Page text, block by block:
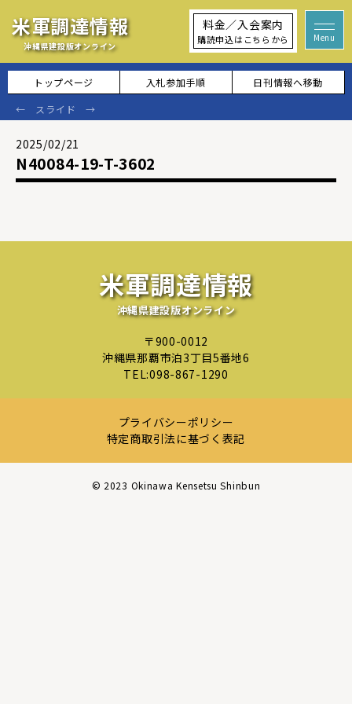
米軍調達情報
沖縄県建設版オンライン
料金／入会案内
購読申込はこちらから
トップページ 入札参加手順 日刊情報へ移動
2025/02/21
N40084-19-T-3602
米軍調達情報
沖縄県建設版オンライン
〒900-0012
沖縄県那覇市泊3丁目5番地6
TEL:098-867-1290
プライバシーポリシー
特定商取引法に基づく表記
©︎ 2023 Okinawa Kensetsu Shinbun